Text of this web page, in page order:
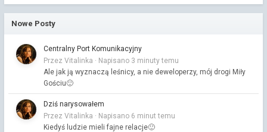
Nowe Posty
Centralny Port Komunikacyjny
Przez Vitalinka · Napisano 3 minuty temu
Ale jak ją wyznaczą leśnicy, a nie deweloperzy, mój drogi Miły
Gościu🙂
Dziś narysowałem
Przez Vitalinka · Napisano 6 minut temu
Kiedyś ludzie mieli fajne relacje🙂